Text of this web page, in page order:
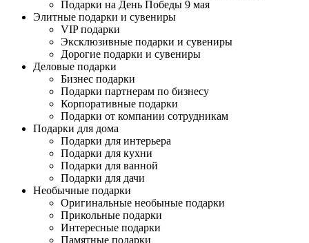
Подарки на День Победы 9 мая
Элитные подарки и сувениры
VIP подарки
Эксклюзивные подарки и сувениры
Дорогие подарки и сувениры
Деловые подарки
Бизнес подарки
Подарки партнерам по бизнесу
Корпоративные подарки
Подарки от компании сотрудникам
Подарки для дома
Подарки для интерьера
Подарки для кухни
Подарки для ванной
Подарки для дачи
Необычные подарки
Оригинальные необыные подарки
Прикольные подарки
Интересные подарки
Памятные подарки